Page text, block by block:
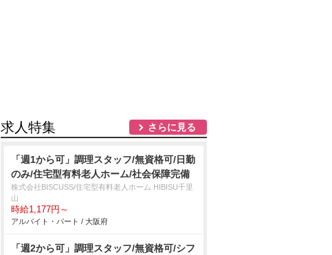
求人特集 さらに見る
「週1から可」調理スタッフ/無資格可/日勤
のみ/住宅型有料老人ホーム/社会保障完備
株式会社BISCUSS/住宅型有料老人ホーム HIBISU千里
山
時給1,177円～
アルバイト・パート / 大阪府
「週2から可」調理スタッフ/無資格可/シフ